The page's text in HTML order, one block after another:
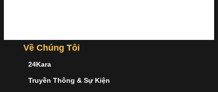
Về Chúng Tôi
24Kara
Truyền Thông & Sự Kiện